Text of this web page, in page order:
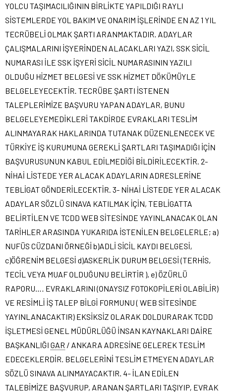
YOLCU TAŞIMACILIĞININ BİRLİKTE YAPILDIĞI RAYLI
SİSTEMLERDE YOL BAKIM VE ONARIM İŞLERİNDE EN AZ 1 YIL
TECRÜBELİ OLMAK ŞARTI ARANMAKTADIR. ADAYLAR
ÇALIŞMALARINI İŞYERİNDEN ALACAKLARI YAZI, SSK SİCİL
NUMARASI İLE SSK İŞYERİ SİCİL NUMARASININ YAZILI
OLDUĞU HİZMET BELGESİ VE SSK HİZMET DÖKÜMÜYLE
BELGELEYECEKTİR. TECRÜBE ŞARTI İSTENEN
TALEPLERİMİZE BAŞVURU YAPAN ADAYLAR, BUNU
BELGELEYEMEDİKLERİ TAKDİRDE EVRAKLARI TESLİM
ALINMAYARAK HAKLARINDA TUTANAK DÜZENLENECEK VE
TÜRKİYE İŞ KURUMUNA GEREKLİ ŞARTLARI TAŞIMADIĞI İÇİN
BAŞVURUSUNUN KABUL EDİLMEDİĞİ BİLDİRİLECEKTİR. 2-
NİHAİ LİSTEDE YER ALACAK ADAYLARIN ADRESLERİNE
TEBLİGAT GÖNDERİLECEKTİR. 3- NİHAİ LİSTEDE YER ALACAK
ADAYLAR SÖZLÜ SINAVA KATILMAK İÇİN, TEBLİGATTA
BELİRTİLEN VE TCDD WEB SİTESİNDE YAYINLANACAK OLAN
TARİHLER ARASINDA YUKARIDA İSTENİLEN BELGELERLE; a)
NUFÜS CÜZDANI ÖRNEĞİ b)ADLİ SİCİL KAYDI BELGESİ,
c)ÖĞRENİM BELGESİ d)ASKERLİK DURUM BELGESİ (TERHİS,
TECİL VEYA MUAF OLDUĞUNU BELİRTİR ), e) ÖZÜRLÜ
RAPORU…. EVRAKLARINI (ONAYSIZ FOTOKOPİLERİ OLABİLİR)
VE RESİMLİ İŞ TALEP BİLGİ FORMUNU ( WEB SİTESİNDE
YAYINLANACAKTIR) EKSİKSİZ OLARAK DOLDURARAK TCDD
İŞLETMESİ GENEL MÜDÜRLÜĞÜ İNSAN KAYNAKLARI DAİRE
BAŞKANLIĞI GAR / ANKARA ADRESİNE GELEREK TESLİM
EDECEKLERDİR. BELGELERİNİ TESLİM ETMEYEN ADAYLAR
SÖZLÜ SINAVA ALINMAYACAKTIR. 4- İLAN EDİLEN
TALEBİMİZE BAŞVURUP, ARANAN ŞARTLARI TAŞIYIP, EVRAK